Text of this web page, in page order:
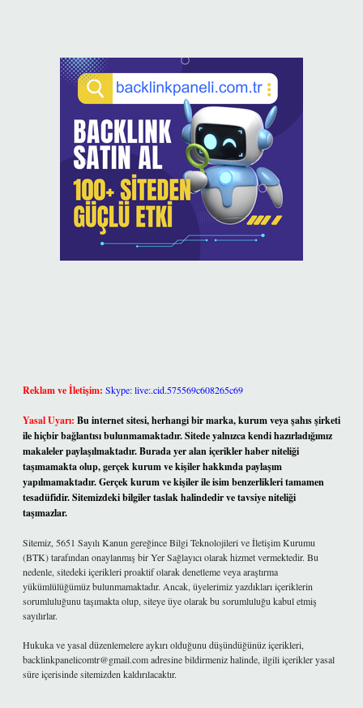
Reklam ve İletişim: Skype: live:.cid.575569c608265c69
Yasal Uyarı: Bu internet sitesi, herhangi bir marka, kurum veya şahıs şirketi
ile hiçbir bağlantısı bulunmamaktadır. Sitede yalnızca kendi hazırladığımız
makaleler paylaşılmaktadır. Burada yer alan içerikler haber niteliği
taşımamakta olup, gerçek kurum ve kişiler hakkında paylaşım
yapılmamaktadır. Gerçek kurum ve kişiler ile isim benzerlikleri tamamen
tesadüfidir. Sitemizdeki bilgiler taslak halindedir ve tavsiye niteliği
taşımazlar.
Sitemiz, 5651 Sayılı Kanun gereğince Bilgi Teknolojileri ve İletişim Kurumu
(BTK) tarafından onaylanmış bir Yer Sağlayıcı olarak hizmet vermektedir. Bu
nedenle, sitedeki içerikleri proaktif olarak denetleme veya araştırma
yükümlülüğümüz bulunmamaktadır. Ancak, üyelerimiz yazdıkları içeriklerin
sorumluluğunu taşımakta olup, siteye üye olarak bu sorumluluğu kabul etmiş
sayılırlar.
Hukuka ve yasal düzenlemelere aykırı olduğunu düşündüğünüz içerikleri,
backlinkpanelicomtr@gmail.comadresine bildirmeniz halinde, ilgili içerikler yasal
süre içerisinde sitemizden kaldırılacaktır.